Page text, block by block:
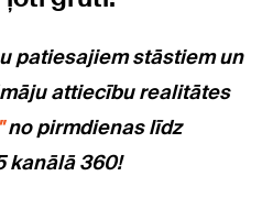
patiesajiem stāstiem un
attiecību realitātes
no pirmdienas līdz
kanālā 360!